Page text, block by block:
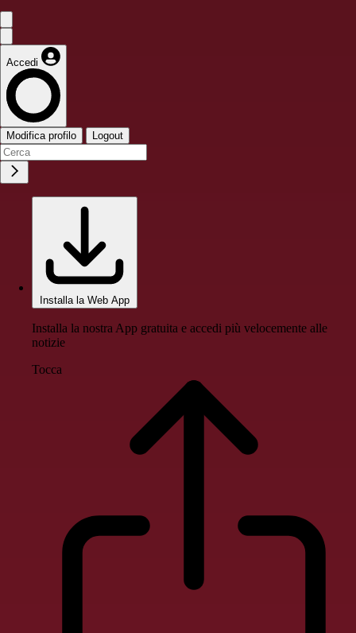
Accedi
Modifica profilo Logout
Installa la Web App
Installa la nostra App gratuita e accedi più velocemente alle
notizie
Tocca